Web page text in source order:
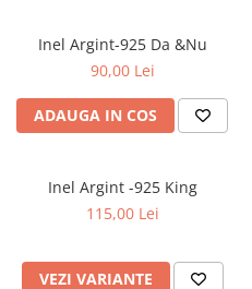
Inel Argint-925 Da &Nu
90,00 Lei
ADAUGA IN COS
Inel Argint -925 King
115,00 Lei
VEZI VARIANTE